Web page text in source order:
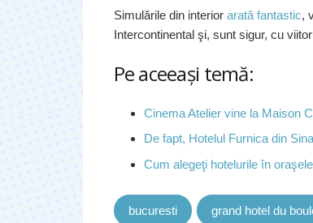
Simulările din interior arată fantastic,
Intercontinental şi, sunt sigur, cu
Pe aceeaşi temă:
Cinema Atelier vine la Maison
De fapt, Hotelul Furnica din
Cum alegeţi hotelurile în
bucuresti grand hotel du